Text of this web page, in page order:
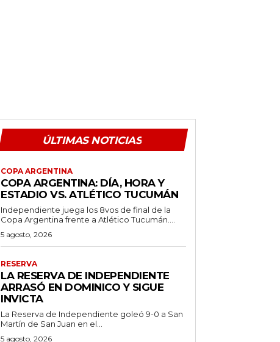
ÚLTIMAS NOTICIAS
COPA ARGENTINA
COPA ARGENTINA: DÍA, HORA Y
ESTADIO VS. ATLÉTICO TUCUMÁN
Independiente juega los 8vos de final de la
Copa Argentina frente a Atlético Tucumán....
5 agosto, 2026
RESERVA
LA RESERVA DE INDEPENDIENTE
ARRASÓ EN DOMINICO Y SIGUE
INVICTA
La Reserva de Independiente goleó 9-0 a San
Martín de San Juan en el...
5 agosto, 2026